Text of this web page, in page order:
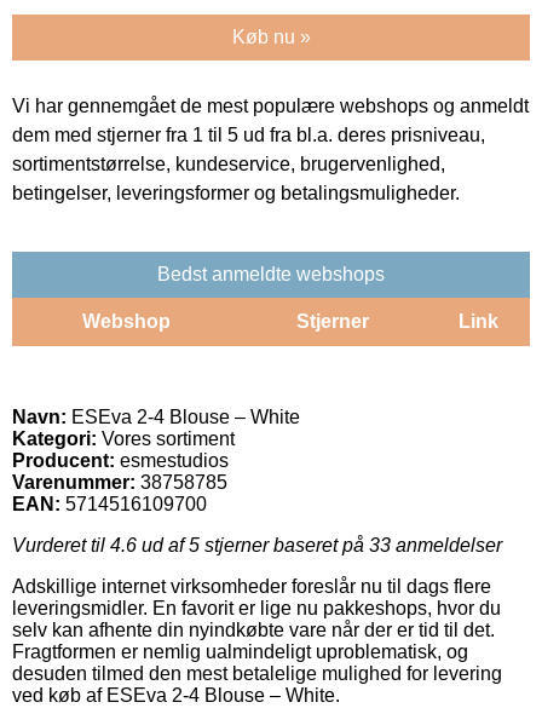
Køb nu »
Vi har gennemgået de mest populære webshops og anmeldt
dem med stjerner fra 1 til 5 ud fra bl.a. deres prisniveau,
sortimentstørrelse, kundeservice, brugervenlighed,
betingelser, leveringsformer og betalingsmuligheder.
Bedst anmeldte webshops
Webshop Stjerner Link
Navn: ESEva 2-4 Blouse – White
Kategori: Vores sortiment
Producent: esmestudios
Varenummer: 38758785
EAN: 5714516109700
Vurderet til 4.6 ud af 5 stjerner baseret på 33 anmeldelser
Adskillige internet virksomheder foreslår nu til dags flere
leveringsmidler. En favorit er lige nu pakkeshops, hvor du
selv kan afhente din nyindkøbte vare når der er tid til det.
Fragtformen er nemlig ualmindeligt uproblematisk, og
desuden tilmed den mest betalelige mulighed for levering
ved køb af ESEva 2-4 Blouse – White.